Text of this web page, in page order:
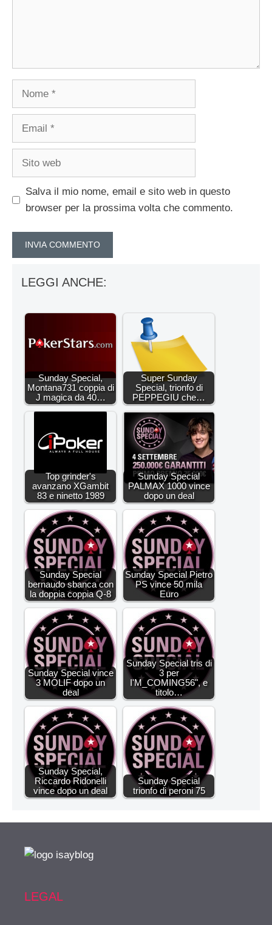
Nome
Email
Sito
Salva il mio nome, email e sito web in questo
browser per la prossima volta che commento.
LEGGI ANCHE:
Sunday Special,
Montana731 coppia di
J magica da 40…
Super Sunday
Special, trionfo di
PEPPEGIU che…
Top grinder's
avanzano XGambit
83 e ninetto 1989
Sunday Special
PALMAX 1000 vince
dopo un deal
Sunday Special
bernaudo sbanca con
la doppia coppia Q-8
Sunday Special Pietro
PS vince 50 mila
Euro
Sunday Special vince
3 MOLIF dopo un
deal
Sunday Special tris di
3 per
I'M_COMING56", e
titolo…
Sunday Special,
Riccardo Ridonelli
vince dopo un deal
Sunday Special
trionfo di peroni 75
LEGAL